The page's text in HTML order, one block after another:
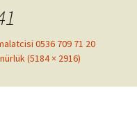
0536 709 71 20
(5184 × 2916)